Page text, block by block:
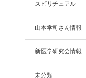
スピリチュアル
山本学司さん情報
新医学研究会情報
未分類